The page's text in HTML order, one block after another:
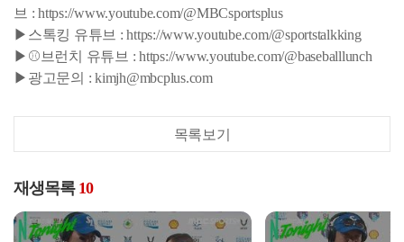
브 : https://www.youtube.com/@MBCsportsplus
▶스톡킹 유튜브 : https://www.youtube.com/@sportstalkking
▶⚾브런치 유튜브 : https://www.youtube.com/@baseballlunch
▶광고문의 : kimjh@mbcplus.com
목록보기
재생목록 10